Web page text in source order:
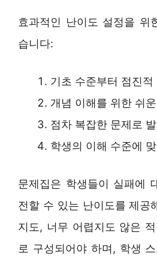
효과적인 난이도 설정을 위
습니다:
기초 수준부터 점진적
개념 이해를 위한 쉬
점차 복잡한 문제로
학생의 이해 수준에
문제집은 학생들이 실패에
전할 수 있는 난이도를 제공
지도, 너무 어렵지도 않은
로 구성되어야 하며, 학생